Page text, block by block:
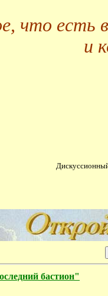
что есть
и
бастион"